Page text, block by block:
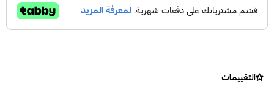
التقييمات